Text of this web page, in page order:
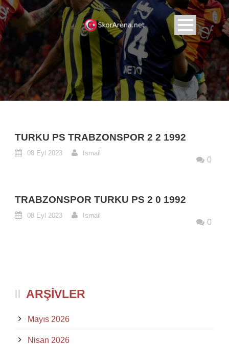
TURKU PS TRABZONSPOR 2 2 1992
08 Eyl 2023 Ismail
0
TRABZONSPOR TURKU PS 2 0 1992
08 Eyl 2023 Ismail
0
ARŞIVLER
Mayıs 2026
Nisan 2026